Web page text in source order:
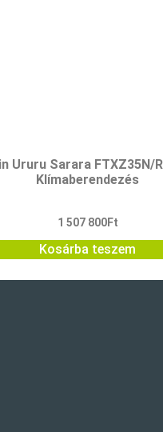
Ururu Sarara FTXZ35N/
Klímaberendezés
1 507 800Ft
Kosárba teszem